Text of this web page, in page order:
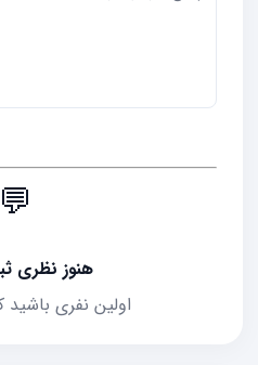
💬
هنوز نظری
اولین نفری